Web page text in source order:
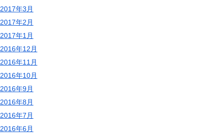
2017年3月
2017年2月
2017年1月
2016年12月
2016年11月
2016年10月
2016年9月
2016年8月
2016年7月
2016年6月